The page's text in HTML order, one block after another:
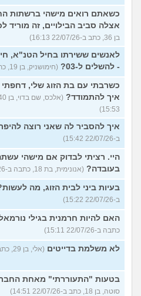
כשאתם רואים מישהי ברשתות
אצלה סביב הבילויים, זה מוריד
בן 36, כתב ב-22/07/26 16:13)
לאנשים ששירתו בחיל הטנ"א,
- להשלים ל-03?
(חימושניק, בן 19, כתב ב-22/07/26 16:04)
כשרבתי עם בת הזוג שלי,
איך להתמודד?
15:53)
איך להסביר לה שאני רוצה
ב-22/07/26 15:42)
היי. רציתי לבדוק אם מישהי
בעובדה? (אנונימית, בת 18, כתבה ב-22/07/26 15:31)
בעיות ביני לבית הזוג, מה
ב-22/07/26 15:22)
האם להיות חרמנית בגילי
כתבה ב-22/07/26 15:11)
לא משלמת בדייטים (אלי, בן 29, כתב ב-22/07/26 15:00)
בטעות "התעוררתי" מאחת
סוטה, בן 18, כתב ב-22/07/26 14:51)